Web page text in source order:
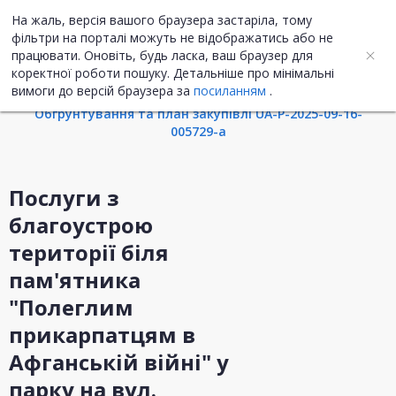
На жаль, версія вашого браузера застаріла, тому
фільтри на порталі можуть не відображатись або не
працювати. Оновіть, будь ласка, ваш браузер для
коректної роботи пошуку. Детальніше про мінімальні
вимоги до версій браузера за посиланням .
UA ENG
Інформація про закупівлю
Обгрунтування та план закупівлі UA-P-2025-09-16-
005729-a
Послуги з
благоустрою
території біля
пам'ятника
"Полеглим
прикарпатцям в
Афганській війні" у
парку на вул.